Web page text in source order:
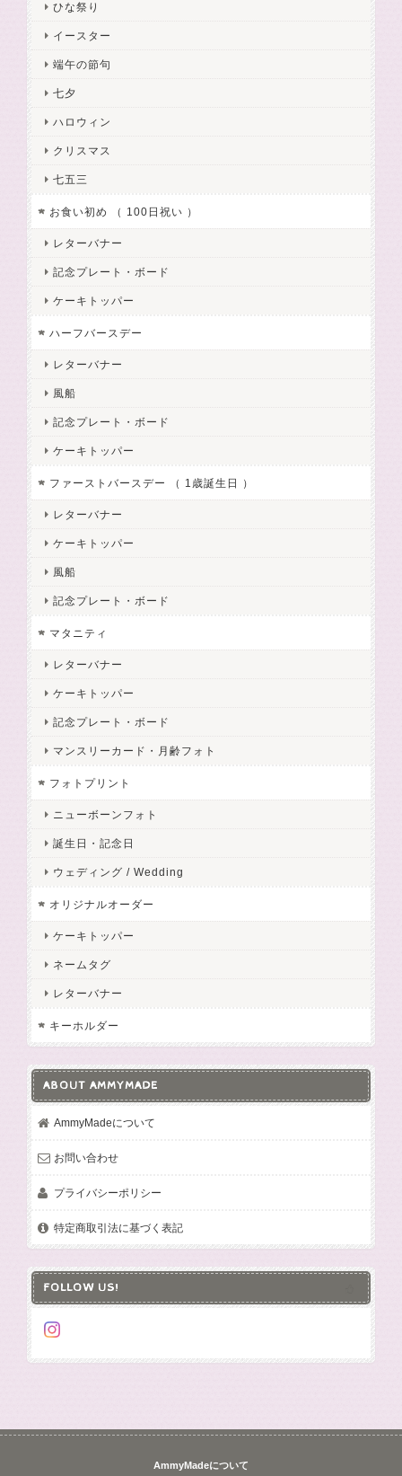
ひな祭り
イースター
端午の節句
七夕
ハロウィン
クリスマス
七五三
お食い初め （ 100日祝い ）
レターバナー
記念プレート・ボード
ケーキトッパー
ハーフバースデー
レターバナー
風船
記念プレート・ボード
ケーキトッパー
ファーストバースデー （ 1歳誕生日 ）
レターバナー
ケーキトッパー
風船
記念プレート・ボード
マタニティ
レターバナー
ケーキトッパー
記念プレート・ボード
マンスリーカード・月齢フォト
フォトプリント
ニューボーンフォト
誕生日・記念日
ウェディング / Wedding
オリジナルオーダー
ケーキトッパー
ネームタグ
レターバナー
キーホルダー
ABOUT AMMYMADE
AmmyMadeについて
お問い合わせ
プライバシーポリシー
特定商取引法に基づく表記
FOLLOW US!
AmmyMadeについて